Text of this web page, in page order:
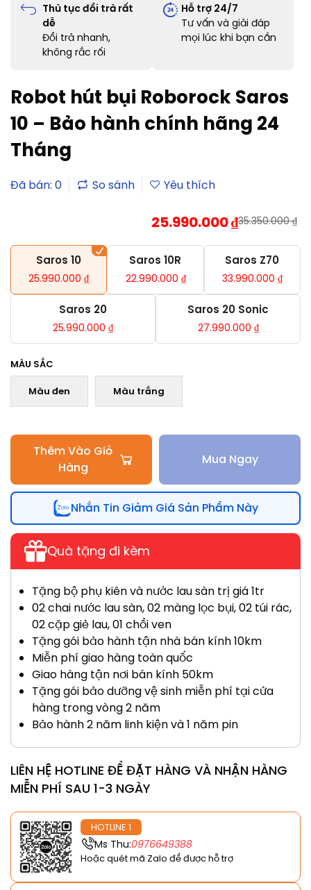
Thủ tục đổi trả rất
dễ
Đổi trả nhanh,
không rắc rối
Hỗ trợ 24/7
Tư vấn và giải đáp
mọi lúc khi bạn cần
Robot hút bụi Roborock Saros
10 – Bảo hành chính hãng 24
Tháng
Đã bán: 0
35.350.000₫
25.990.000₫
Saros 10
25.990.000₫
Saros 10R
22.990.000 ₫
Saros Z70
33.990.000 ₫
Saros 20
25.990.000 ₫
Saros 20 Sonic
27.990.000 ₫
MÀU SẮC
Màu đen Màu trắng
Thêm Vào Giỏ
Hàng
Mua Ngay
Nhắn Tin Giảm Giá Sản Phẩm Này
Quà tặng đi kèm
Tặng bộ phụ kiên và nước lau sàn trị giá 1tr
02 chai nước lau sàn, 02 màng lọc bụi, 02 túi rác,
02 cặp giẻ lau, 01 chổi ven
Tặng gói bảo hành tận nhà bán kính 10km
Miễn phí giao hàng toàn quốc
Giao hàng tận nơi bán kính 50km
Tặng gói bảo dưỡng vệ sinh miễn phí tại cửa
hàng trong vòng 2 năm
Bảo hành 2 năm linh kiện và 1 năm pin
LIÊN HỆ HOTLINE ĐỂ ĐẶT HÀNG VÀ NHẬN HÀNG
MIỄN PHÍ SAU 1-3 NGÀY
HOTLINE 1
Ms Thu:0976649388
Hoặc quét mã Zalo để được hỗ trợ